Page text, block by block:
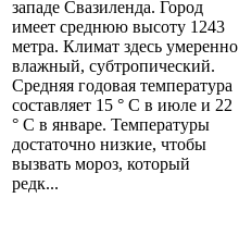
западе Свазиленда. Город
имеет среднюю высоту 1243
метра. Климат здесь умеренно
влажный, субтропический.
Средняя годовая температура
составляет 15 ° C в июле и 22
° C в январе. Температуры
достаточно низкие, чтобы
вызвать мороз, который
редк...